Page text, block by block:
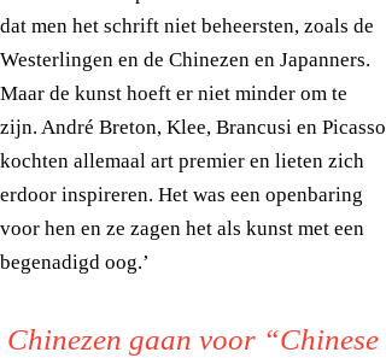
dat men het schrift niet beheersten, zoals de
Westerlingen en de Chinezen en Japanners.
Maar de kunst hoeft er niet minder om te
zijn. André Breton, Klee, Brancusi en Picasso
kochten allemaal art premier en lieten zich
erdoor inspireren. Het was een openbaring
voor hen en ze zagen het als kunst met een
begenadigd oog.’
Chinezen gaan voor “Chinese